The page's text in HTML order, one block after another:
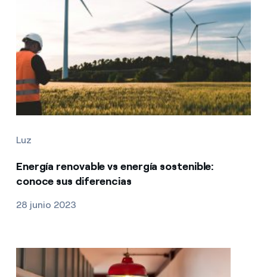
Luz
Energía renovable vs energía sostenible:
conoce sus diferencias
28 junio 2023